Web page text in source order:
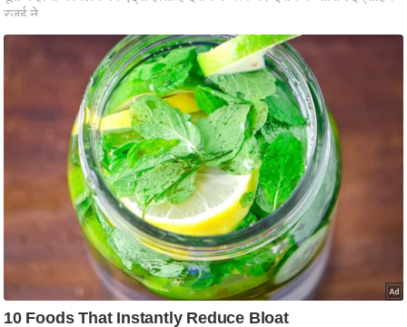
चा
य
र्म
ति
ष
प्र